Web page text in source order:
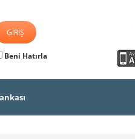
Beni Hatırla